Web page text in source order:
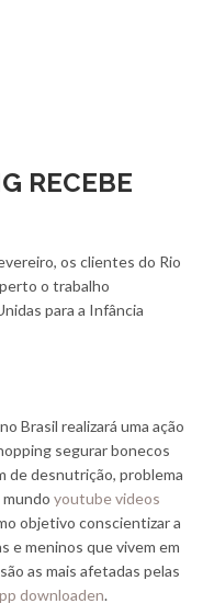
RECEBE
os clientes do Rio
o trabalho
para a Infância
Brasil realizará uma ação
segurar bonecos
de desnutrição, problema
youtube videos
objetivo conscientizar a
e meninos que vivem em
as mais afetadas pelas
downloaden.